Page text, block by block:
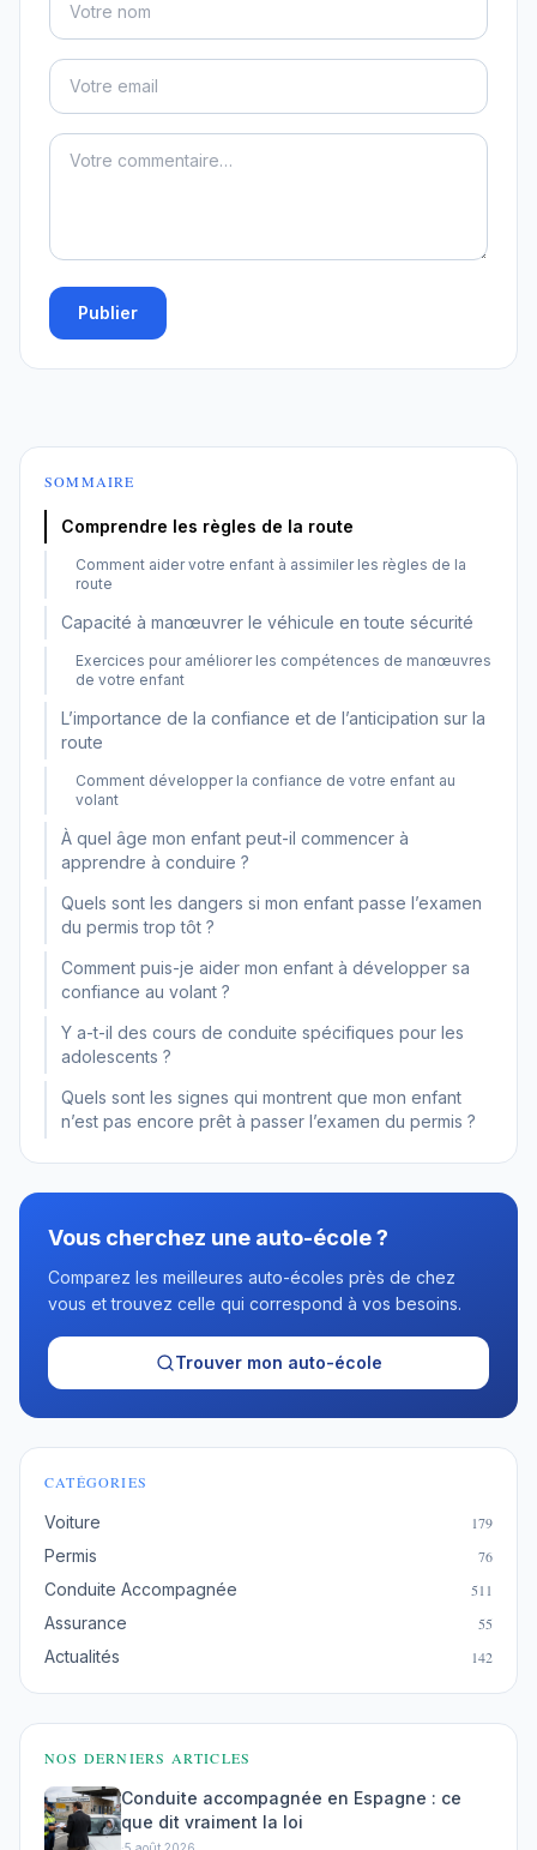
Publier
SOMMAIRE
Comprendre les règles de la route
Comment aider votre enfant à assimiler les règles de la
route
Capacité à manœuvrer le véhicule en toute sécurité
Exercices pour améliorer les compétences de manœuvres
de votre enfant
L’importance de la confiance et de l’anticipation sur la
route
Comment développer la confiance de votre enfant au
volant
À quel âge mon enfant peut-il commencer à
apprendre à conduire ?
Quels sont les dangers si mon enfant passe l’examen
du permis trop tôt ?
Comment puis-je aider mon enfant à développer sa
confiance au volant ?
Y a-t-il des cours de conduite spécifiques pour les
adolescents ?
Quels sont les signes qui montrent que mon enfant
n’est pas encore prêt à passer l’examen du permis ?
Vous cherchez une auto-école ?
Comparez les meilleures auto-écoles près de chez
vous et trouvez celle qui correspond à vos besoins.
Trouver mon auto-école
CATÉGORIES
Voiture 179
Permis 76
Conduite Accompagnée 511
Assurance 55
Actualités 142
NOS DERNIERS ARTICLES
Conduite accompagnée en Espagne : ce
que dit vraiment la loi